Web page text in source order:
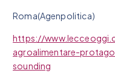
Roma(Agenpolitica)
https://
agroalimentare-
sounding